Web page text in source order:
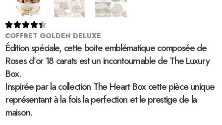

COFFRET GOLDEN DELUXE
Édition spéciale, cette boite emblématique composée de
Roses d’or 18 carats est un incontournable de The Luxury
Box.
Inspirée par la collection The Heart Box cette pièce unique
représentant à la fois la perfection et le prestige de la
maison.